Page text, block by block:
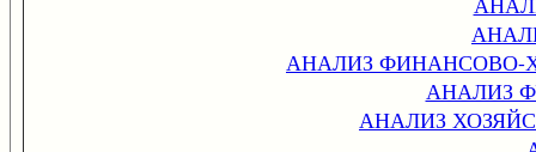
АНАЛИЗ ФИНАНСОВО-
АНАЛИЗ
АНАЛИЗ